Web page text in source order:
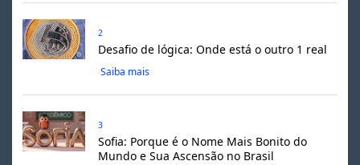
2
Desafio de lógica: Onde está o outro 1 real
Saiba mais
3
Sofia: Porque é o Nome Mais Bonito do
Mundo e Sua Ascensão no Brasil